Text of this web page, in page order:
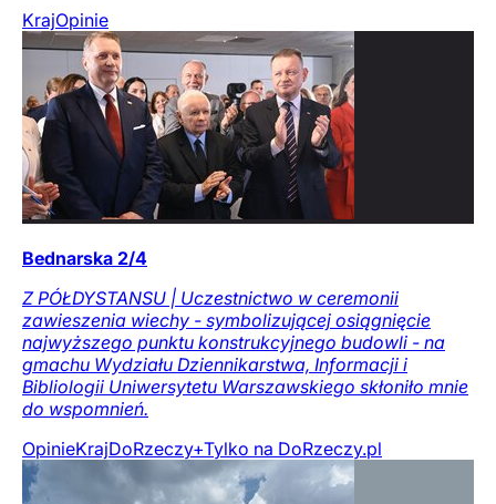
KrajOpinie
Bednarska 2/4
Z PÓŁDYSTANSU | Uczestnictwo w ceremonii
zawieszenia wiechy - symbolizującej osiągnięcie
najwyższego punktu konstrukcyjnego budowli - na
gmachu Wydziału Dziennikarstwa, Informacji i
Bibliologii Uniwersytetu Warszawskiego skłoniło mnie
do wspomnień.
OpinieKrajDoRzeczy+Tylko na DoRzeczy.pl